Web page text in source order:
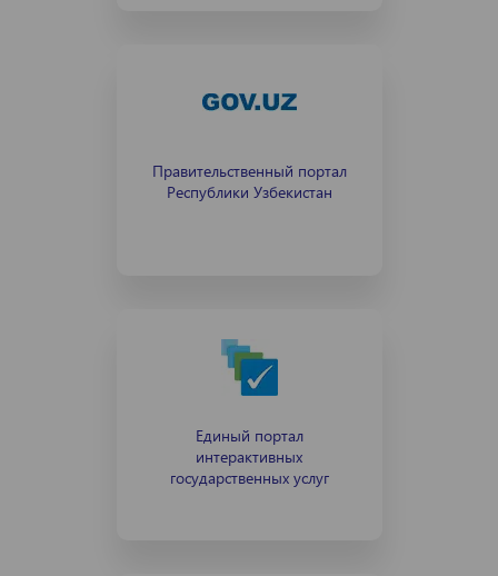
Правительственный портал
Республики Узбекистан
Единый портал
интерактивных
государственных услуг